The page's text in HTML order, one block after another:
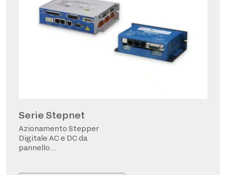
Serie Stepnet
Azionamento Stepper
Digitale AC e DC da
pannello